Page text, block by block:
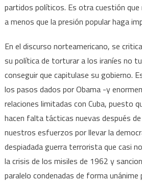
partidos políticos. Es otra cuestión que
a menos que la presión popular haga
En el discurso norteamericano, se
su política de torturar a los iraníes no
conseguir que capitulase su gobierno.
los pasos dados por Obama -y
relaciones limitadas con Cuba, puesto
hacen falta tácticas nuevas después
nuestros esfuerzos por llevar la
despiadada guerra terrorista que casi
la crisis de los misiles de 1962 y
paralelo condenadas de forma unánime